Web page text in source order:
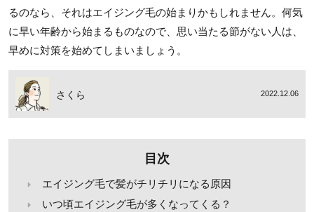
るのなら、それはエイジング毛の始まりかもしれません。何気
に早い年齢から始まるものなので、思い当たる節がない人は、
早めに対策を始めてしまいましょう。
さくら 2022.12.06
目次
エイジング毛で髪がチリチリになる原因
いつ頃エイジング毛が多くなってくる？